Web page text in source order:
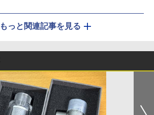
もっと関連記事を見る